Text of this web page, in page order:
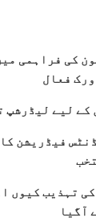
کی فراہمی
فعال
کے لیے لیڈرشپ
فیڈریشن کا
تہذیب کیوں
آگیا